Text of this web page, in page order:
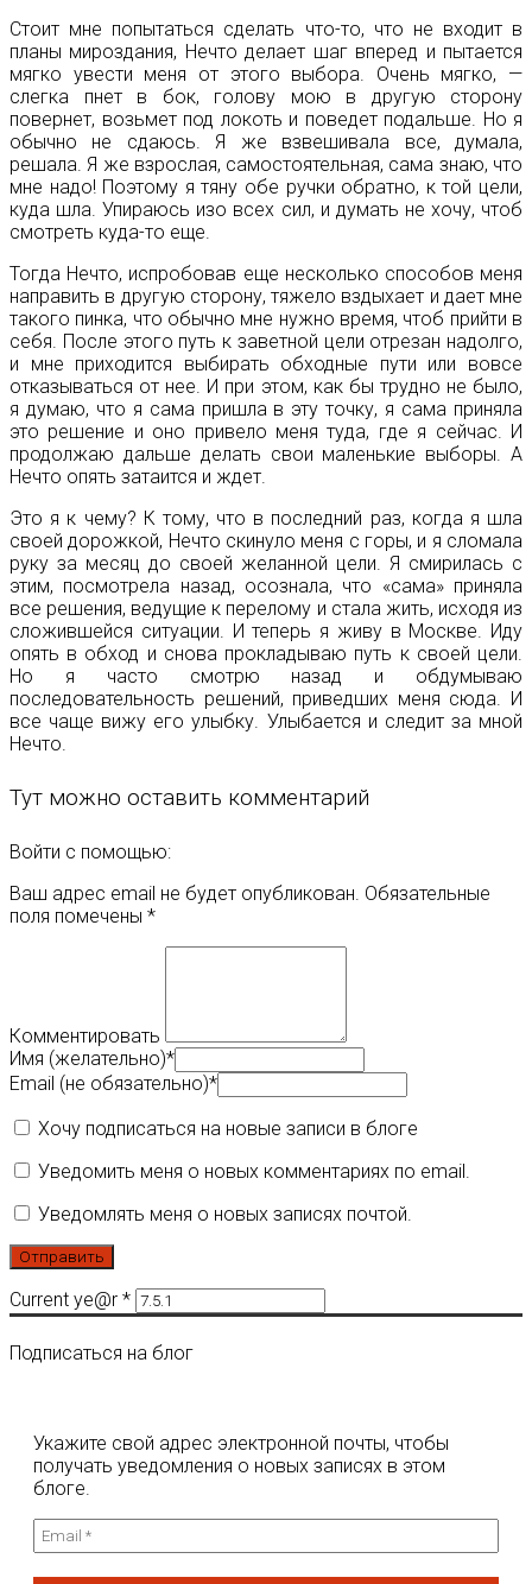
Стоит мне попытаться сделать что-то, что не входит в
планы мироздания, Нечто делает шаг вперед и пытается
мягко увести меня от этого выбора. Очень мягко, —
слегка пнет в бок, голову мою в другую сторону
повернет, возьмет под локоть и поведет подальше. Но я
обычно не сдаюсь. Я же взвешивала все, думала,
решала. Я же взрослая, самостоятельная, сама знаю, что
мне надо! Поэтому я тяну обе ручки обратно, к той цели,
куда шла. Упираюсь изо всех сил, и думать не хочу, чтоб
смотреть куда-то еще.
Тогда Нечто, испробовав еще несколько способов меня
направить в другую сторону, тяжело вздыхает и дает мне
такого пинка, что обычно мне нужно время, чтоб прийти в
себя. После этого путь к заветной цели отрезан надолго,
и мне приходится выбирать обходные пути или вовсе
отказываться от нее. И при этом, как бы трудно не было,
я думаю, что я сама пришла в эту точку, я сама приняла
это решение и оно привело меня туда, где я сейчас. И
продолжаю дальше делать свои маленькие выборы. А
Нечто опять затаится и ждет.
Это я к чему? К тому, что в последний раз, когда я шла
своей дорожкой, Нечто скинуло меня с горы, и я сломала
руку за месяц до своей желанной цели. Я смирилась с
этим, посмотрела назад, осознала, что «сама» приняла
все решения, ведущие к перелому и стала жить, исходя из
сложившейся ситуации. И теперь я живу в Москве. Иду
опять в обход и снова прокладываю путь к своей цели.
Но я часто смотрю назад и обдумываю
последовательность решений, приведших меня сюда. И
все чаще вижу его улыбку. Улыбается и следит за мной
Нечто.
Тут можно оставить комментарий
Войти с помощью:
Ваш адрес email не будет опубликован. Обязательные
поля помечены *
Комментировать
Имя (желательно)*
Email (не обязательно)*
Хочу подписаться на новые записи в блоге
Уведомить меня о новых комментариях по email.
Уведомлять меня о новых записях почтой.
Current ye@r *
Подписаться на блог
Укажите свой адрес электронной почты, чтобы
получать уведомления о новых записях в этом
блоге.